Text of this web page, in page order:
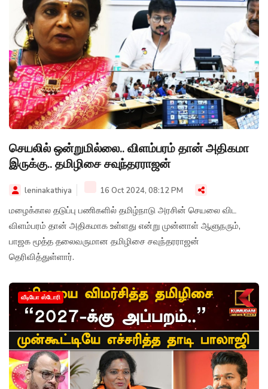
செயலில் ஒன்றுமில்லை.. விளம்பரம் தான் அதிகமா
இருக்கு.. தமிழிசை சவுந்தரராஜன்
leninakathiya 16 Oct 2024, 08:12 PM
மழைக்கால தடுப்பு பணிகளில் தமிழ்நாடு அரசின் செயலை விட
விளம்பரம் தான் அதிகமாக உள்ளது என்று முன்னாள் ஆளுநரும்,
பாஜக மூத்த தலைவருமான தமிழிசை சவுந்தரராஜன்
தெரிவித்துள்ளார்.
வீடியோ ஸ்டோரி